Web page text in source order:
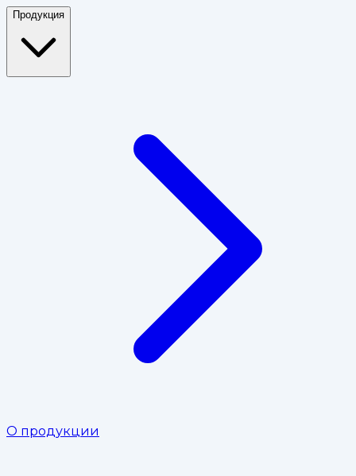
Продукция
О продукции